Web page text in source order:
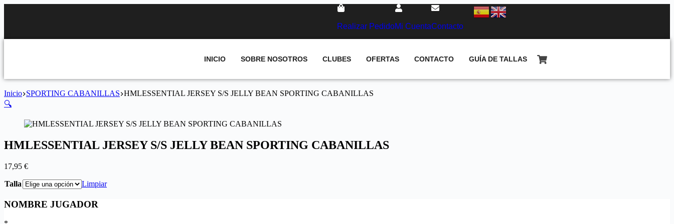
Realizar PedidoMi CuentaContacto
INICIO SOBRE NOSOTROS CLUBES OFERTAS CONTACTO GUÍA DE TALLAS
Inicio SPORTING CABANILLAS HMLESSENTIAL JERSEY S/S JELLY BEAN SPORTING CABANILLAS
🔍
HMLESSENTIAL JERSEY S/S JELLY BEAN SPORTING CABANILLAS
17,95 €
Talla Limpiar
NOMBRE JUGADOR